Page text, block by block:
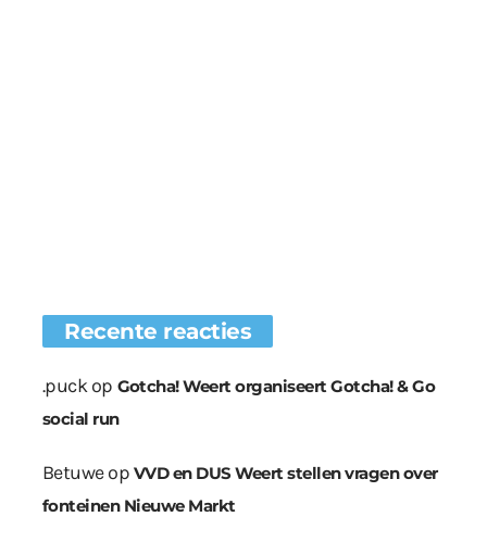
Recente reacties
.puckop Gotcha! Weert organiseert Gotcha! & Go
social run
Betuweop VVD en DUS Weert stellen vragen over
fonteinen Nieuwe Markt